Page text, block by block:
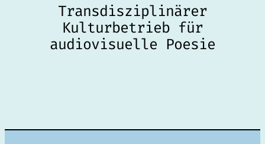
Transdisziplinärer
Kulturbetrieb für
audiovisuelle Poesie